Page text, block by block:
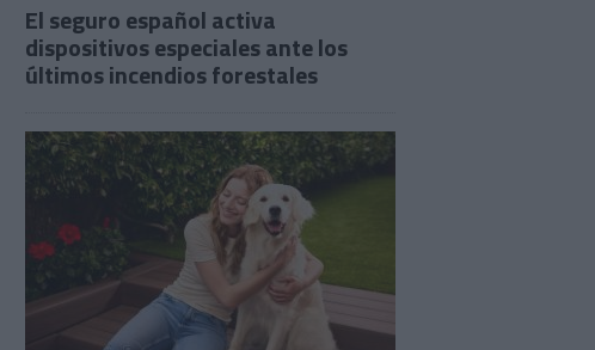
El seguro español activa
dispositivos especiales ante los
últimos incendios forestales